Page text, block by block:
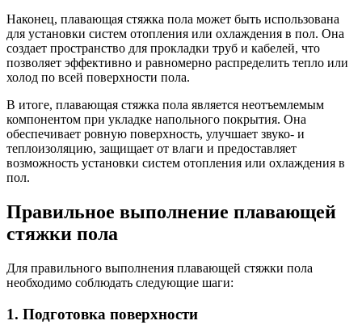
Наконец, плавающая стяжка пола может быть использована
для установки систем отопления или охлаждения в пол. Она
создает пространство для прокладки труб и кабелей, что
позволяет эффективно и равномерно распределить тепло или
холод по всей поверхности пола.
В итоге, плавающая стяжка пола является неотъемлемым
компонентом при укладке напольного покрытия. Она
обеспечивает ровную поверхность, улучшает звуко- и
теплоизоляцию, защищает от влаги и предоставляет
возможность установки систем отопления или охлаждения в
пол.
Правильное выполнение плавающей
стяжки пола
Для правильного выполнения плавающей стяжки пола
необходимо соблюдать следующие шаги:
1. Подготовка поверхности